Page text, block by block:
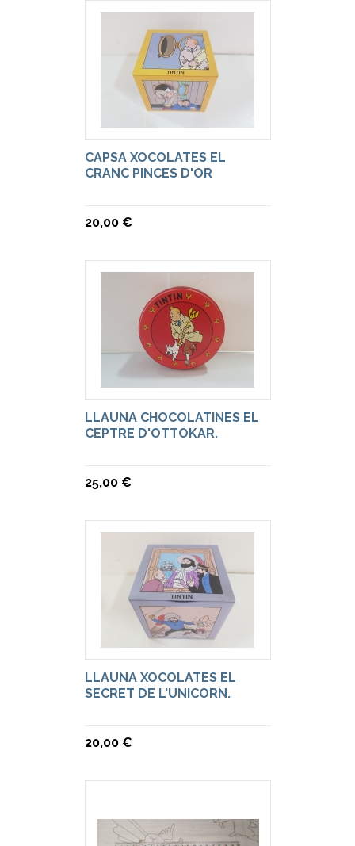
CAPSA XOCOLATES EL
CRANC PINCES D'OR
20,00 €
LLAUNA CHOCOLATINES EL
CEPTRE D'OTTOKAR.
25,00 €
LLAUNA XOCOLATES EL
SECRET DE L'UNICORN.
20,00 €